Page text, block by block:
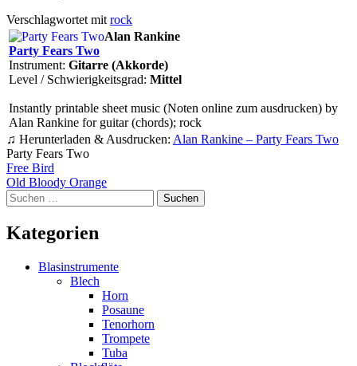
Verschlagwortet mit rock
Alan Rankine
Party Fears Two
Instrument: Gitarre (Akkorde)
Level / Schwierigkeitsgrad: Mittel
Instantly printable sheet music (Noten online zum ausdrucken) by
Alan Rankine for guitar (chords); rock
♫ Herunterladen & Ausdrucken: Alan Rankine – Party Fears Two
Party Fears Two
Beitragsnavigation
Free Bird
Old Bloody Orange
Suchen
nach:
Kategorien
Blasinstrumente
Blech
Horn
Posaune
Tenorhorn
Trompete
Tuba